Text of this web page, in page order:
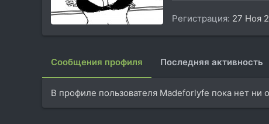
Регистрация 27 Ноя
Сообщения профиля Последняя активность
В профиле пользователя Madeforlyfe пока нет ни